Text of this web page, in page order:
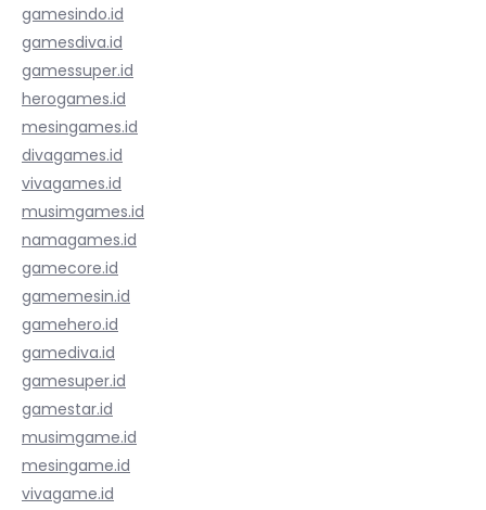
gamesindo.id
gamesdiva.id
gamessuper.id
herogames.id
mesingames.id
divagames.id
vivagames.id
musimgames.id
namagames.id
gamecore.id
gamemesin.id
gamehero.id
gamediva.id
gamesuper.id
gamestar.id
musimgame.id
mesingame.id
vivagame.id